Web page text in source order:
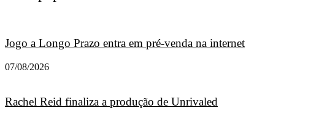
Jogo a Longo Prazo entra em pré-venda na internet
07/08/2026
Rachel Reid finaliza a produção de Unrivaled